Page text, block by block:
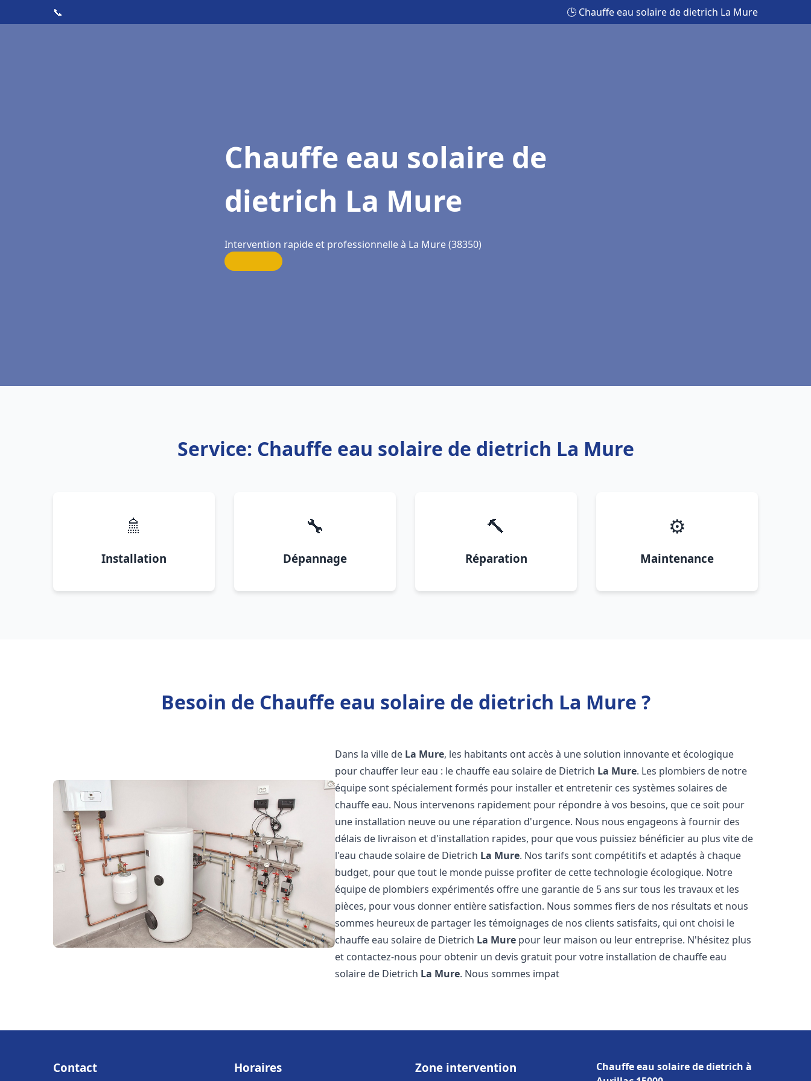
📞 🕒 Chauffe eau solaire de dietrich La Mure
Chauffe eau solaire de
dietrich La Mure
Intervention rapide et professionnelle à La Mure (38350)
Service: Chauffe eau solaire de dietrich La Mure
🚿
Installation
🔧
Dépannage
🔨
Réparation
⚙️
Maintenance
Besoin de Chauffe eau solaire de dietrich La Mure ?
Dans la ville de La Mure, les habitants ont accès à une solution innovante et écologique
pour chauffer leur eau : le chauffe eau solaire de Dietrich La Mure. Les plombiers de notre
équipe sont spécialement formés pour installer et entretenir ces systèmes solaires de
chauffe eau. Nous intervenons rapidement pour répondre à vos besoins, que ce soit pour
une installation neuve ou une réparation d'urgence. Nous nous engageons à fournir des
délais de livraison et d'installation rapides, pour que vous puissiez bénéficier au plus vite de
l'eau chaude solaire de Dietrich La Mure. Nos tarifs sont compétitifs et adaptés à chaque
budget, pour que tout le monde puisse profiter de cette technologie écologique. Notre
équipe de plombiers expérimentés offre une garantie de 5 ans sur tous les travaux et les
pièces, pour vous donner entière satisfaction. Nous sommes fiers de nos résultats et nous
sommes heureux de partager les témoignages de nos clients satisfaits, qui ont choisi le
chauffe eau solaire de Dietrich La Mure pour leur maison ou leur entreprise. N'hésitez plus
et contactez-nous pour obtenir un devis gratuit pour votre installation de chauffe eau
solaire de Dietrich La Mure. Nous sommes impat
Contact Horaires Zone intervention
Chauffe eau solaire de dietrich à